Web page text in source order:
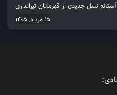
نسل جدیدی از قهرمانان تیراندازی
15 مرداد, 1405